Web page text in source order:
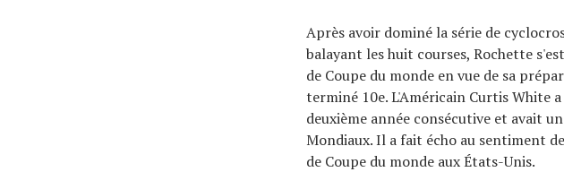
Après avoir dominé la série de
balayant les huit courses, Rochette
de Coupe du monde en vue de sa
terminé 10e. L'Américain Curtis White
deuxième année consécutive et avait
Mondiaux. Il a fait écho au sentiment
de Coupe du monde aux États-Unis.